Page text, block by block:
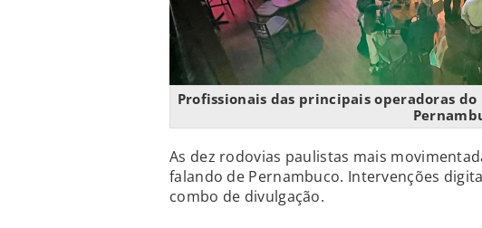
Profissionais das principais operadoras
As dez rodovias paulistas mais
falando de Pernambuco. Intervenções
combo de divulgação.